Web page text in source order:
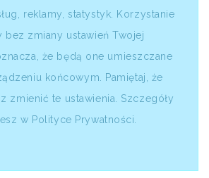
reklamy, statystyk. Korzystanie
bez zmiany ustawień Twojej
że będą one umieszczane
końcowym. Pamiętaj, że
zmienić te ustawienia. Szczegóły
w Polityce Prywatności.